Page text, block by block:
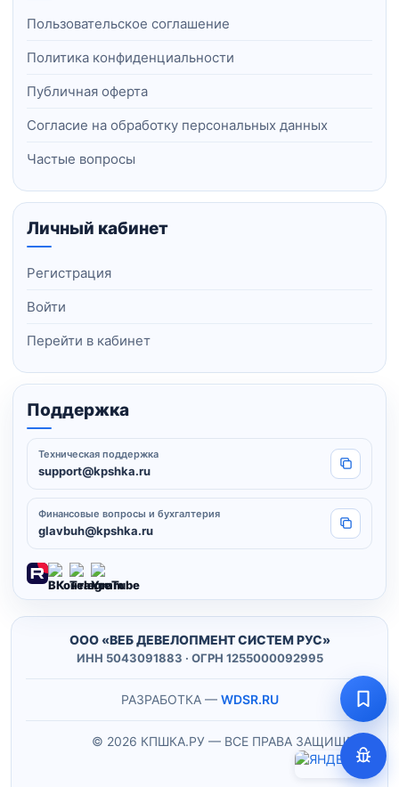
Пользовательское соглашение
Политика конфиденциальности
Публичная оферта
Согласие на обработку персональных данных
Частые вопросы
Личный кабинет
Регистрация
Войти
Перейти в кабинет
Поддержка
Техническая поддержка
support@kpshka.ru
Копировать
Финансовые вопросы и бухгалтерия
glavbuh@kpshka.ru
Копировать
РАЗРАБОТКА — WDSR.RU
ООО «ВЕБ ДЕВЕЛОПМЕНТ СИСТЕМ РУС»
ИНН 5043091883 · ОГРН 1255000092995
© 2026 КПШКА.РУ — ВСЕ ПРАВА ЗАЩИЩЕНЫ